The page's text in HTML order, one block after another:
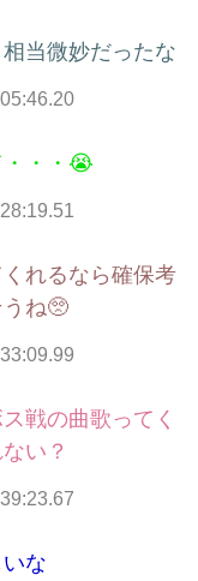
当微妙だったな
・・・😭
れるなら確保考
ね🥺
戦の曲歌ってく
い？
な